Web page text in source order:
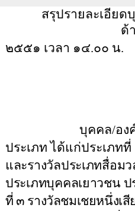
สรุปรายละเอีย
ด้านการยุติคว
๒๕๕๑ เวลา ๑๔.๐๐ น.
บุคคล/องค์กรต้น
ประเภท ได้แก่ประเภท
และรางวัลประเภทสื่อม
ประเภทบุคคลเยาวชน ป
ที่ ๓ รางวัลชมเชยหนึ่งเ